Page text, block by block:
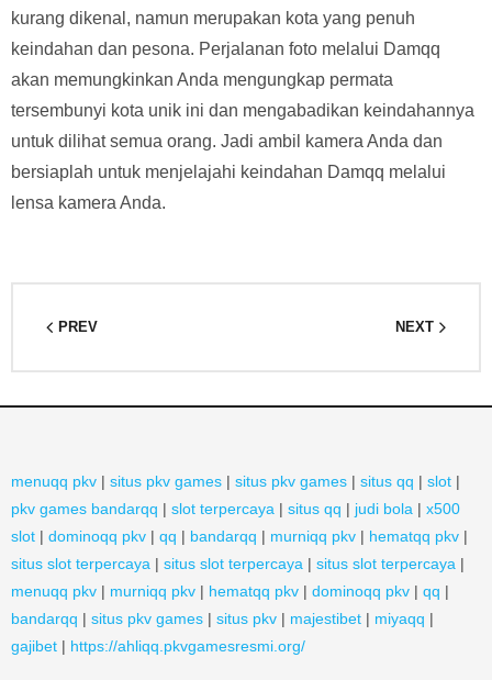
kurang dikenal, namun merupakan kota yang penuh
keindahan dan pesona. Perjalanan foto melalui Damqq
akan memungkinkan Anda mengungkap permata
tersembunyi kota unik ini dan mengabadikan keindahannya
untuk dilihat semua orang. Jadi ambil kamera Anda dan
bersiaplah untuk menjelajahi keindahan Damqq melalui
lensa kamera Anda.
PREV NEXT
menuqq pkv | situs pkv games | situs pkv games | situs qq | slot |
pkv games bandarqq | slot terpercaya | situs qq | judi bola | x500
slot | dominoqq pkv | qq | bandarqq | murniqq pkv | hematqq pkv |
situs slot terpercaya | situs slot terpercaya | situs slot terpercaya |
menuqq pkv | murniqq pkv | hematqq pkv | dominoqq pkv | qq |
bandarqq | situs pkv games | situs pkv | majestibet | miyaqq |
gajibet | https://ahliqq.pkvgamesresmi.org/